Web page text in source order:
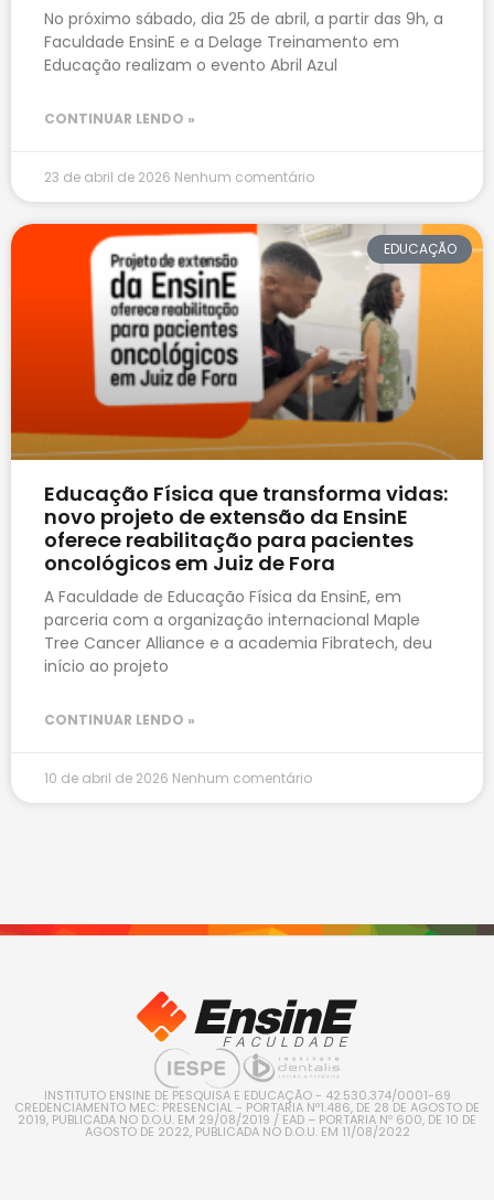
No próximo sábado, dia 25 de abril, a partir das 9h, a
Faculdade EnsinE e a Delage Treinamento em
Educação realizam o evento Abril Azul
CONTINUAR LENDO »
23 de abril de 2026 Nenhum comentário
EDUCAÇÃO
Educação Física que transforma vidas:
novo projeto de extensão da EnsinE
oferece reabilitação para pacientes
oncológicos em Juiz de Fora
A Faculdade de Educação Física da EnsinE, em
parceria com a organização internacional Maple
Tree Cancer Alliance e a academia Fibratech, deu
início ao projeto
CONTINUAR LENDO »
10 de abril de 2026 Nenhum comentário
INSTITUTO ENSINE DE PESQUISA E EDUCAÇÃO - 42.530.374/0001-69
CREDENCIAMENTO MEC: PRESENCIAL - PORTARIA Nº1.486, DE 28 DE AGOSTO DE
2019, PUBLICADA NO D.O.U. EM 29/08/2019 / EAD – PORTARIA Nº 600, DE 10 DE
AGOSTO DE 2022, PUBLICADA NO D.O.U. EM 11/08/2022